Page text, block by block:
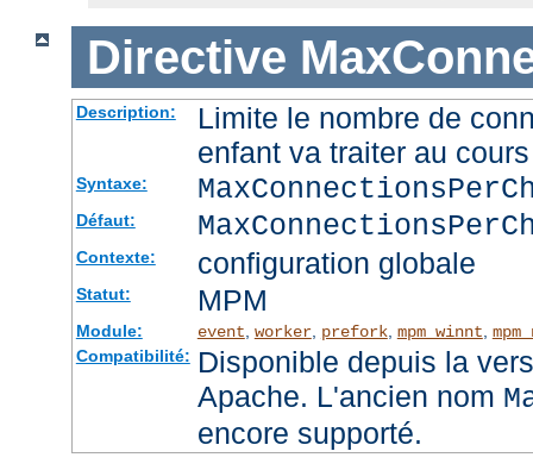
Directive
Description:
Limite le nombre de
enfant va traiter au
Syntaxe:
Défaut:
Contexte: configuration globale
Statut: MPM
Module: event worker, prefork, mpm_winnt
Compatibilité: Disponible depuis la
Apache. L'ancien nom
encore supporté.